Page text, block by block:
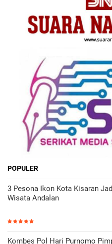
POPULER
3 Pesona Ikon Kota Kisaran
Wisata Andalan
Kombes Pol Hari Purnomo